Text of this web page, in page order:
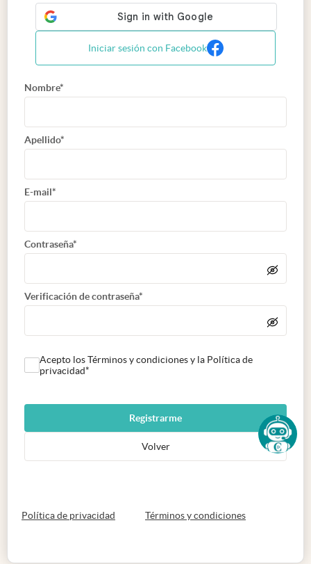
Iniciar sesión con Facebook
Nombre*
Apellido*
E-mail*
Contraseña*
Verificación de contraseña*
Acepto los Términos y condiciones y la Política de
privacidad*
Registrarme
Volver
Política de privacidad abre en nueva pestaña
Términos y condicionesabre en nueva